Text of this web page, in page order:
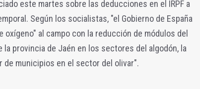
este martes sobre las deducciones en el IRPF a
Según los socialistas, "e l Gobierno de España
oxígeno" al campo con la reducción de módulos del
la provincia de Jaén en los sectores del algodón, la
de municipios en el sector del olivar".